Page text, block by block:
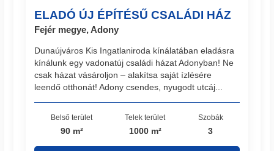
ELADÓ ÚJ ÉPÍTÉSŰ CSALÁDI HÁZ
Fejér megye, Adony
Dunaújváros Kis Ingatlaniroda kínálatában eladásra
kínálunk egy vadonatúj családi házat Adonyban! Ne
csak házat vásároljon – alakítsa saját ízlésére
leendő otthonát! Adony csendes, nyugodt utcáj...
Belső terület
90 m²
Telek terület
1000 m²
Szobák
3